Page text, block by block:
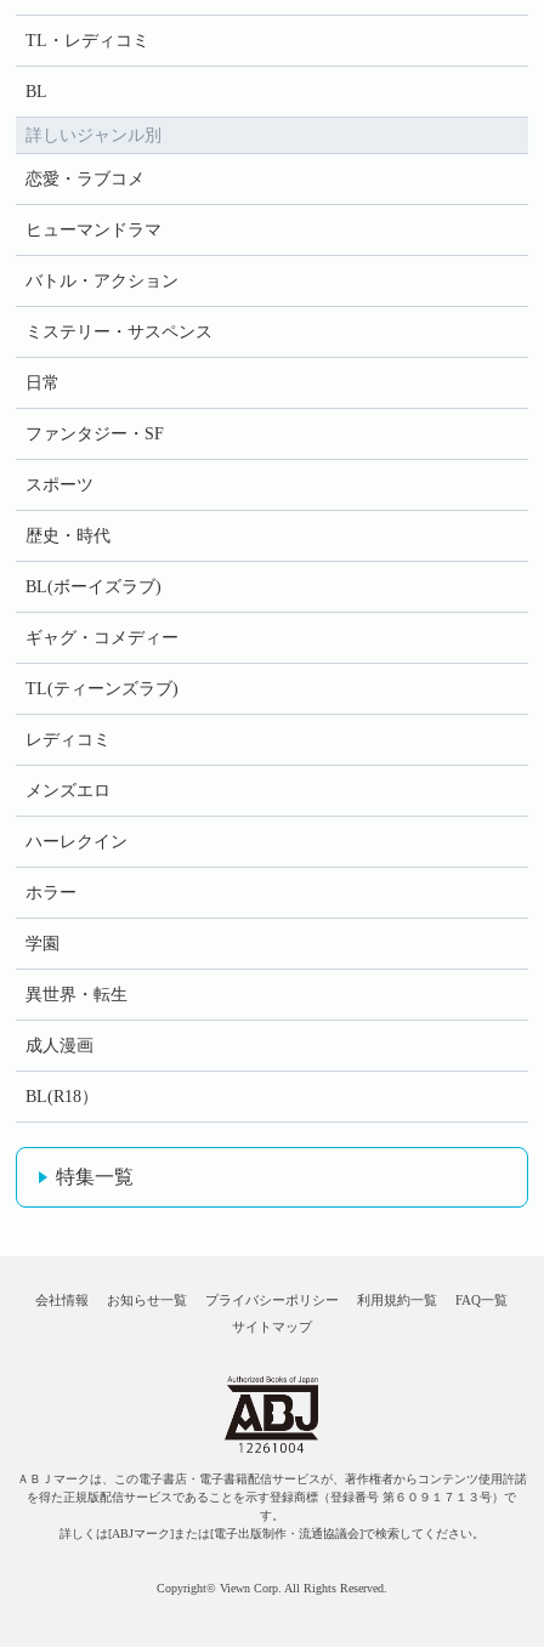
TL・レディコミ
BL
詳しいジャンル別
恋愛・ラブコメ
ヒューマンドラマ
バトル・アクション
ミステリー・サスペンス
日常
ファンタジー・SF
スポーツ
歴史・時代
BL(ボーイズラブ)
ギャグ・コメディー
TL(ティーンズラブ)
レディコミ
メンズエロ
ハーレクイン
ホラー
学園
異世界・転生
成人漫画
BL(R18）
特集一覧
会社情報 お知らせ一覧 プライバシーポリシー 利用規約一覧
FAQ一覧
サイトマップ
ＡＢＪマークは、この電子書店・電子書籍配信サービスが、著作権者からコンテンツ使用許諾
を得た正規版配信サービスであることを示す登録商標（登録番号 第６０９１７１３号）で
す。
詳しくは[ABJマーク]または[電子出版制作・流通協議会]で検索してください。
Copyright© Viewn Corp. All Rights Reserved.